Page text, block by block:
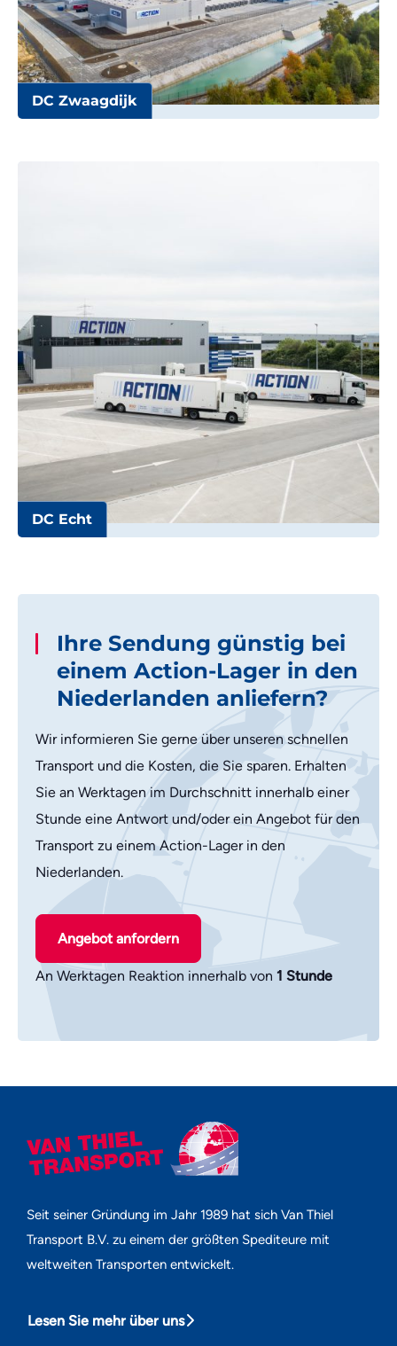
DC Zwaagdijk
DC Echt
Ihre Sendung günstig bei
einem Action-Lager in den
Niederlanden anliefern?
Wir informieren Sie gerne über unseren schnellen
Transport und die Kosten, die Sie sparen. Erhalten
Sie an Werktagen im Durchschnitt innerhalb einer
Stunde eine Antwort und/oder ein Angebot für den
Transport zu einem Action-Lager in den
Niederlanden.
Angebot anfordern
An Werktagen Reaktion innerhalb von 1 Stunde
Seit seiner Gründung im Jahr 1989 hat sich Van Thiel
Transport B.V. zu einem der größten Spediteure mit
weltweiten Transporten entwickelt.
Lesen Sie mehr über uns